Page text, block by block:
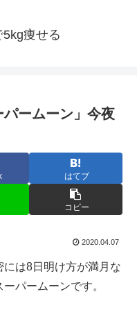
痩せる
ームーン」今夜
はてブ
コピー
2020.04.07
は8日明け方が満月な
パームーンです。